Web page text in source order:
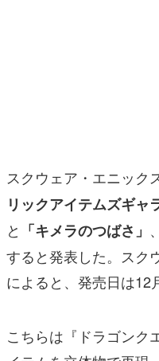
その他
電ファミニコゲーマーとは？
運営：株式会社マレ
スクウェア・エニック
リックアイテムズギャ
と 「キメラのつばさ」 、
すると発表した。スク
によると、発売日は12
こちらは『ドラゴンク